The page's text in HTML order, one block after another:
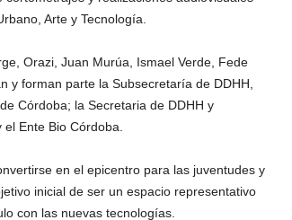
Arte y Tecnología.
Orazi, Juan Murúa, Ismael Verde, Fede
y forman parte la Subsecretaría de DDHH,
Córdoba; la Secretaria de DDHH y
Ente Bio Córdoba.
en el epicentro para las juventudes y
inicial de ser un espacio representativo
con las nuevas tecnologías.